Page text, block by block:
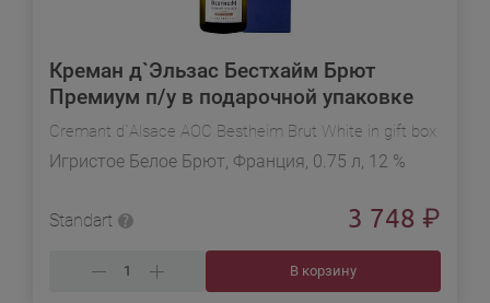
Креман д`Эльзас Бестхайм Брют
Премиум п/у в подарочной упаковке
Cremant d`Alsace AOC Bestheim Brut White in gift box
Игристое Белое Брют, Франция, 0.75 л, 12 %
Standart 3 748 ₽
В корзину